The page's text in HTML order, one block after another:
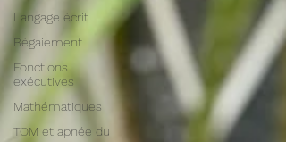
Langage écrit
Bégaiement
Fonctions
exécutives
Mathématiques
TOM et apnée du